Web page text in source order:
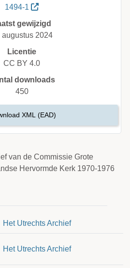
van de Commissie Grote
Hervormde Kerk 1970-1976
Het Utrechts Archief
Het Utrechts Archief
1494-1
gewijzigd
augustus 2024
Licentie
CC BY 4.0
downloads
450
XML (EAD)